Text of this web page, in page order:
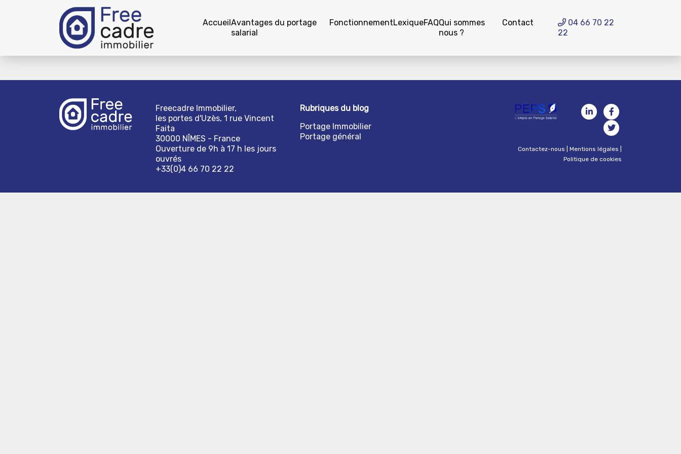
AccueilAvantages du portage
salarial
FonctionnementLexiqueFAQQui sommes
nous ?
Contact
04 66 70 22
22
Freecadre Immobilier,
les portes d'Uzès, 1 rue Vincent
Faita
30000 NÎMES - France
Ouverture de 9h à 17 h les jours
ouvrés
+33(0)4 66 70 22 22
Rubriques du blog
Portage Immobilier
Portage général
Contactez-nous Mentions légales
Politique de cookies